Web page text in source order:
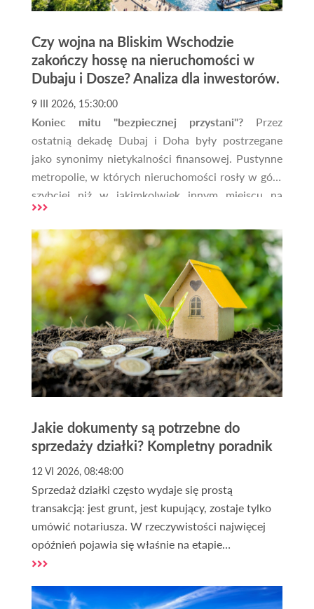
Czy wojna na Bliskim Wschodzie
zakończy hossę na nieruchomości w
Dubaju i Dosze? Analiza dla inwestorów.
9 III 2026, 15:30:00
Koniec mitu "bezpiecznej przystani"? Przez
ostatnią dekadę Dubaj i Doha były postrzegane
jako synonimy nietykalności finansowej. Pustynne
metropolie, w których nieruchomości rosły w górę
szybciej niż w jakimkolwiek innym miejscu na
świecie, przyciągały miliardy dolarów globalnego
kapitału. Jednak rok 2026 przyniósł brutalną
weryfikację tego status quo. Wojna na Bliskim
Wschodzie, która rozlała się na państwa Zatoki
Perskiej, a w szczególności bezpośrednie ataki na
Dubaj oraz infrastrukturę w Dosze, postawiły
inwestorów przed pytaniem: czy to czas na
ucieczkę, czy na szukanie okazji w segmencie,
jakim są nieruchomości gruntowe?
Jakie dokumenty są potrzebne do
sprzedaży działki? Kompletny poradnik
12 VI 2026, 08:48:00
Sprzedaż działki często wydaje się prostą
transakcją: jest grunt, jest kupujący, zostaje tylko
umówić notariusza. W rzeczywistości najwięcej
opóźnień pojawia się właśnie na etapie
dokumentów, gdy brakuje aktualnego wypisu z
wieczystej albo sprawdzić, czy działka ma dostęp